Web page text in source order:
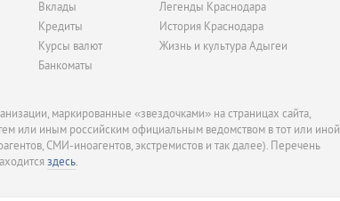
Вклады
Кредиты
Курсы валют
Банкоматы
Легенды Краснодара
История Краснодара
Жизнь и культура Адыгеи
маркированные «звездочками» на страницах сайта,
или иным российским официальным ведомством в тот или иной
СМИ-иноагентов, экстремистов и так далее). Перечень
здесь.